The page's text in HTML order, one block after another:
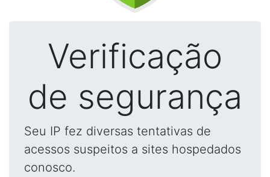
Verificação
de segurança
Seu IP fez diversas tentativas de
acessos suspeitos a sites hospedados
conosco.